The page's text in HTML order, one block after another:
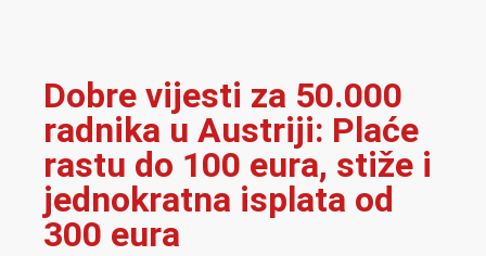
Dobre vijesti za 50.000
radnika u Austriji: Plaće
rastu do 100 eura, stiže i
jednokratna isplata od
300 eura